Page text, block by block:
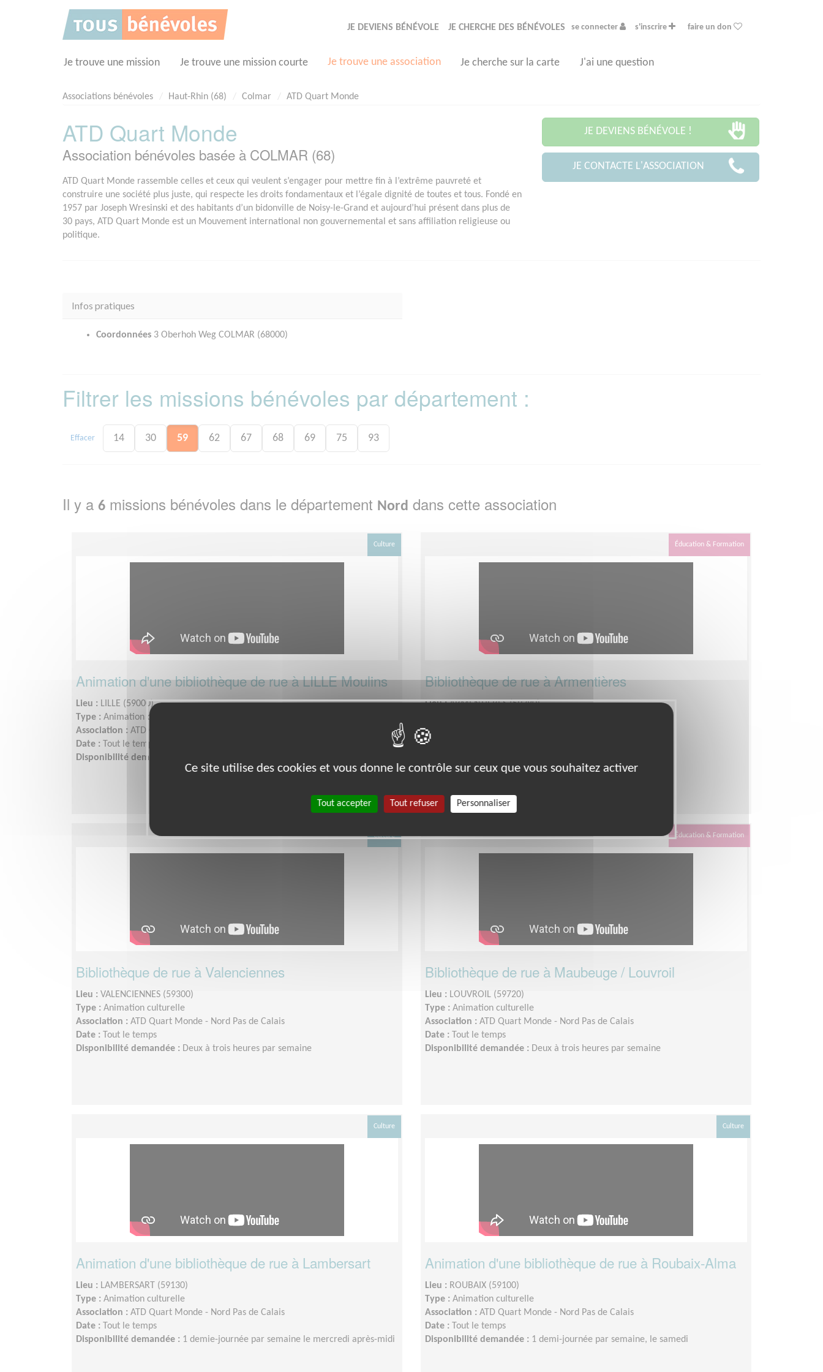
JE DEVIENS BÉNÉVOLE JE CHERCHE DES BÉNÉVOLES se connecter s'inscrire faire un don
Je trouve une mission Je trouve une mission courte Je trouve une association Je cherche sur la carte J'ai une question
Associations bénévoles Haut-Rhin (68) Colmar ATD Quart Monde
ATD Quart Monde
Association bénévoles basée à COLMAR (68)
ATD Quart Monde rassemble celles et ceux qui veulent s’engager pour mettre fin à l’extrême pauvreté et
construire une société plus juste, qui respecte les droits fondamentaux et l’égale dignité de toutes et tous. Fondé en
1957 par Joseph Wresinski et des habitants d’un bidonville de Noisy-le-Grand et aujourd’hui présent dans plus de
30 pays, ATD Quart Monde est un Mouvement international non gouvernemental et sans affiliation religieuse ou
politique.
JE DEVIENS BÉNÉVOLE !
JE CONTACTE L'ASSOCIATION
Infos pratiques
Coordonnées 3 Oberhoh Weg COLMAR (68000)
Filtrer les missions bénévoles par département :
Effacer 14 30 59 62 67 68 69 75 93
Il y a 6 missions bénévoles dans le département Nord dans cette association
Culture
Animation d'une bibliothèque de rue à LILLE Moulins
Lieu : LILLE (59000)
Type : Animation culturelle
Association : ATD Quart Monde - Nord Pas de Calais
Date :
Tout le temps
Disponibilité demandée :
Éducation & Formation
Bibliothèque de rue à Armentières
Lieu :ARMENTIERES (59280)
Association :
Date :
Culture
Bibliothèque de rue à Valenciennes
Lieu : VALENCIENNES (59300)
Type : Animation culturelle
Association : ATD Quart Monde - Nord Pas de Calais
Date :
Tout le temps
Disponibilité demandée : Deux à trois heures par semaine
Éducation & Formation
Bibliothèque de rue à Maubeuge / Louvroil
Lieu : LOUVROIL (59720)
Type : Animation culturelle
Association : ATD Quart Monde - Nord Pas de Calais
Date :
Tout le temps
Disponibilité demandée : Deux à trois heures par semaine
Culture
Animation d'une bibliothèque de rue à Lambersart
Lieu : LAMBERSART (59130)
Type : Animation culturelle
Association : ATD Quart Monde - Nord Pas de Calais
Date :
Tout le temps
Disponibilité demandée : 1 demie-journée par semaine le mercredi après-midi
Culture
Animation d'une bibliothèque de rue à Roubaix-Alma
Lieu : ROUBAIX (59100)
Type : Animation culturelle
Association : ATD Quart Monde - Nord Pas de Calais
Date :
Tout le temps
Disponibilité demandée : 1 demi-journée par semaine, le samedi
Ce site utilise des cookies et vous donne le contrôle sur ceux que vous souhaitez activer
Tout accepter Tout refuser Personnaliser